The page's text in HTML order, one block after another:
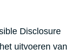
Disclosure
uitvoeren van